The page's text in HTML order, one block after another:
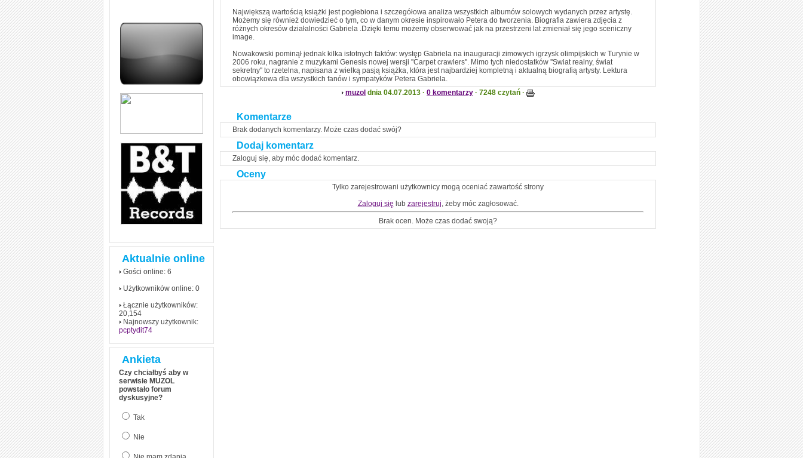
zapamiętasz
zrozumiale wytłumaczył, na
(reported speech) w języku
angielskim
dłużej!
Aktualnie online
Gości online: 6
Użytkowników online: 0
Łącznie użytkowników:
20,154
Najnowszy użytkownik:
pcptydit74
Ankieta
Czy chciałbyś aby w
serwisie MUZOL
powstało forum
dyskusyjne?
Tak
Nie
Największą wartością książki jest pogłebiona i szczegółowa analiza wszystkich albumów solowych wydanych przez artystę.
Możemy się również dowiedzieć o tym, co w danym okresie inspirowało Petera do tworzenia. Biografia zawiera zdjęcia z
różnych okresów działalności Gabriela .Dzięki temu możemy obserwować jak na przestrzeni lat zmieniał się jego sceniczny
image.
Nowakowski pominął jednak kilka istotnych faktów: występ Gabriela na inauguracji zimowych igrzysk olimpijskich w Turynie w
2006 roku, nagranie z muzykami Genesis nowej wersji ''Carpet crawlers''. Mimo tych niedostatków ''Swiat realny, świat
sekretny'' to rzetelna, napisana z wielką pasją książka, która jest najbardziej kompletną i aktualną biografią artysty. Lektura
obowiązkowa dla wszystkich fanów i sympatyków Petera Gabriela.
muzol dnia 04.07.2013 · 0 komentarzy · 7248 czytań ·
Komentarze
Brak dodanych komentarzy. Może czas dodać swój?
Dodaj komentarz
Zaloguj się, aby móc dodać komentarz.
Oceny
Tylko zarejestrowani użytkownicy mogą oceniać zawartość strony
Zaloguj się lub zarejestruj, żeby móc zagłosować.
Brak ocen. Może czas dodać swoją?